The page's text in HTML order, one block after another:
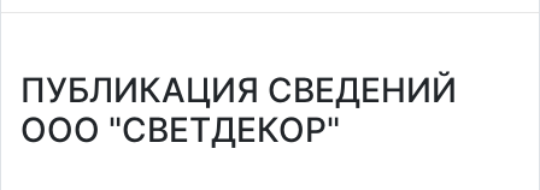
ПУБЛИКАЦИЯ СВЕДЕНИЙ
ООО "СВЕТДЕКОР"